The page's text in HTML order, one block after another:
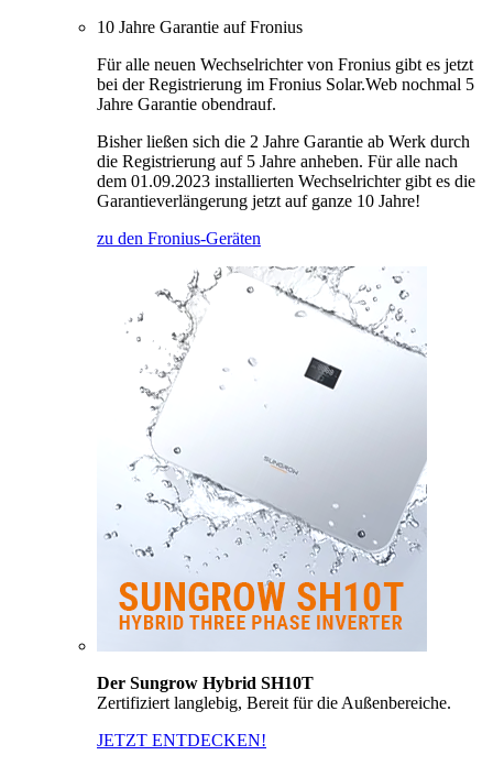
10 Jahre Garantie auf Fronius
Für alle neuen Wechselrichter von Fronius gibt es jetzt
bei der Registrierung im Fronius Solar.Web nochmal 5
Jahre Garantie obendrauf.
Bisher ließen sich die 2 Jahre Garantie ab Werk durch
die Registrierung auf 5 Jahre anheben. Für alle nach
dem 01.09.2023 installierten Wechselrichter gibt es die
Garantieverlängerung jetzt auf ganze 10 Jahre!
zu den Fronius-Geräten
Der Sungrow Hybrid SH10T
Zertifiziert langlebig, Bereit für die Außenbereiche.
JETZT ENTDECKEN!